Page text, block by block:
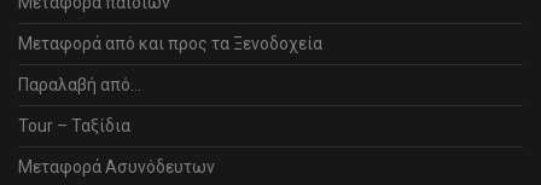
Μεταφορά από και προς τα Ξενοδοχεία
Παραλαβή από…
Tour – Ταξίδια
Μεταφορά Ασυνόδευτων